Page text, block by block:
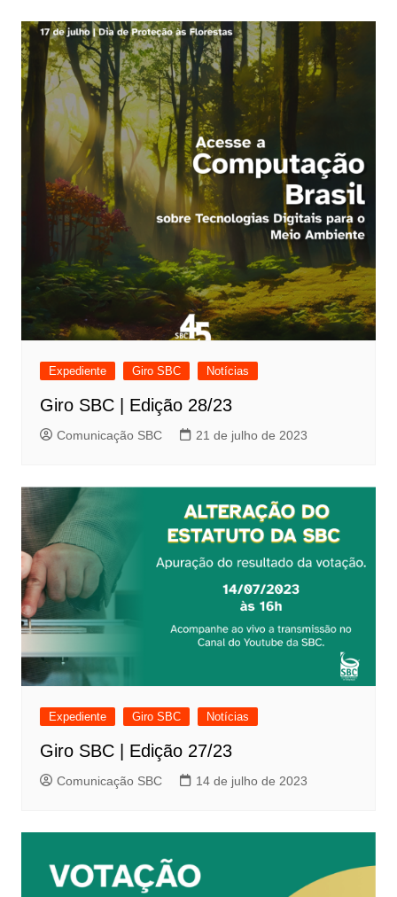
Expediente Giro SBC Notícias
Giro SBC | Edição 28/23
Comunicação SBC 21 de julho de 2023
Expediente Giro SBC Notícias
Giro SBC | Edição 27/23
Comunicação SBC 14 de julho de 2023